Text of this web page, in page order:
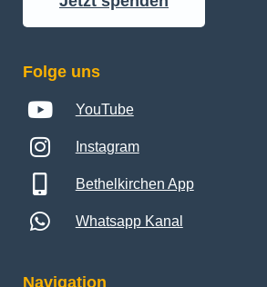
Instagram
Bethelkirchen App
Whatsapp Kanal